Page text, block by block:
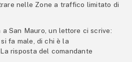
nelle Zone a traffico limitato di
San Mauro, un lettore ci scrive:
fa male, di chi è la
risposta del comandante